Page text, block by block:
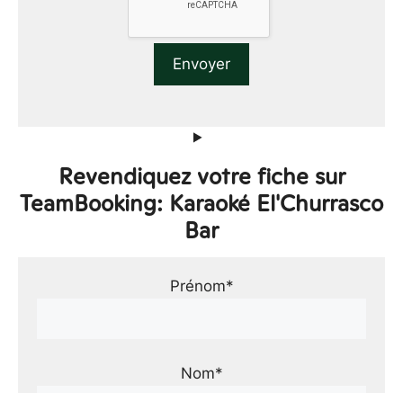
Revendiquez votre fiche sur
TeamBooking: Karaoké El'Churrasco
Bar
Prénom*
Nom*